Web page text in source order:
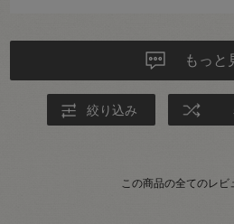
もっと
絞り込み
この商品の全てのレビ